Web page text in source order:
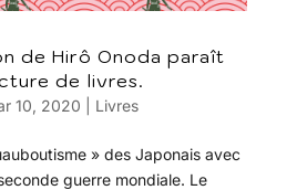
de Hirô Onoda paraît
de livres.
10, 2020 Livres
» des Japonais avec
guerre mondiale. Le